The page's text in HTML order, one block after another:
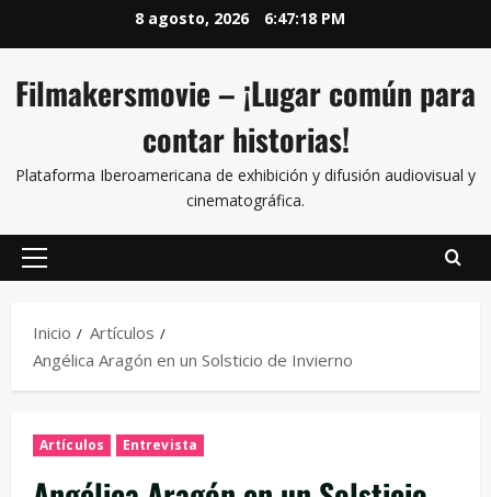
8 agosto, 2026 6:47:19 PM
Filmakersmovie – ¡Lugar común para
contar historias!
Plataforma Iberoamericana de exhibición y difusión audiovisual y
cinematográfica.
Inicio
Artículos
Angélica Aragón en un Solsticio de Invierno
Artículos Entrevista